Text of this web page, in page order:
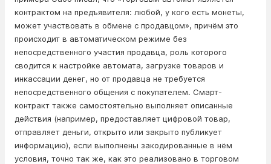
контрактом на предъявителя: любой, у кого есть монеты,
может участвовать в обмене с продавцом», причём это
происходит в автоматическом режиме без
непосредственного участия продавца, роль которого
сводится к настройке автомата, загрузке товаров и
инкассации денег, но от продавца не требуется
непосредственного общения с покупателем. Смарт-
контракт также самостоятельно выполняет описанные
действия (например, предоставляет цифровой товар,
отправляет деньги, открыто или закрыто публикует
информацию), если выполнены закодированные в нём
условия, точно так же, как это реализовано в торговом